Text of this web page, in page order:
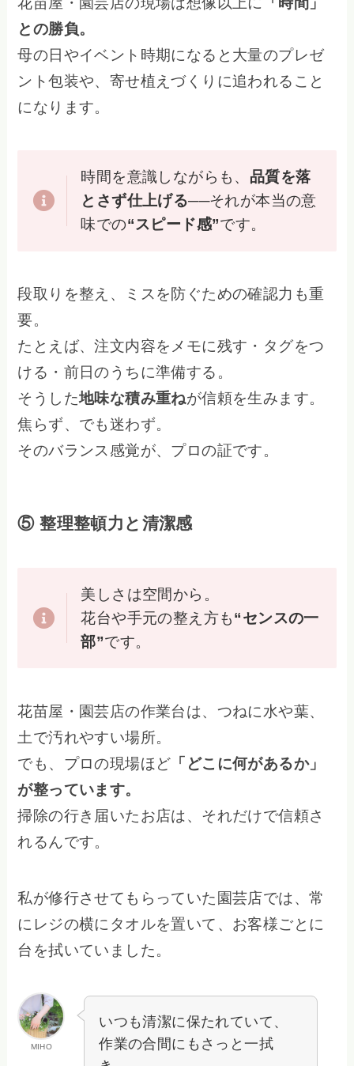
との勝負。
母の日やイベント時期になると大量のプレゼ
ント包装や、寄せ植えづくりに追われること
になります。
時間を意識しながらも、 品質を落
とさず仕上げる──それが本当の意
味での“スピード感”です。
段取りを整え、ミスを防ぐための確認力も重
要。
たとえば、注文内容をメモに残す・タグをつ
ける・前日のうちに準備する。
そうした地味な積み重ねが信頼を生みます。
焦らず、でも迷わず。
そのバランス感覚が、プロの証です。
⑤ 整理整頓力と清潔感
美しさは空間から。
花台や手元の整え方も“センスの一
部”です。
花苗屋・園芸店の作業台は、つねに水や葉、
土で汚れやすい場所。
でも、プロの現場ほど 「どこに何があるか」
が整っています。
掃除の行き届いたお店は、それだけで信頼さ
れるんです。
私が修行させてもらっていた園芸店では、常
にレジの横にタオルを置いて、お客様ごとに
台を拭いていました。
MIHO
いつも清潔に保たれていて、
作業の合間にもさっと一拭